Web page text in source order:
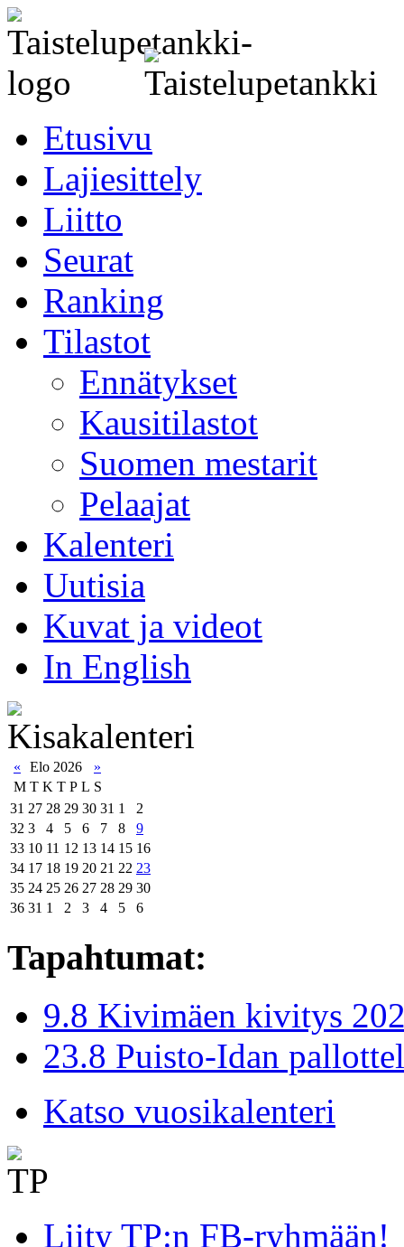
Etusivu
Lajiesittely
Liitto
Seurat
Ranking
Tilastot
Ennätykset
Kausitilastot
Suomen mestarit
Pelaajat
Kalenteri
Uutisia
Kuvat ja videot
In English
« Elo 2026
»
M T K T P L S
31 27 28 29 30 31 1
2
32 3 4 5 6 7 8
9
33 10 11 12 13 14 15 16
34 17 18 19 20 21 22 23
35 24 25 26 27 28 29 30
36 31 1 2 3 4 5 6
Tapahtumat:
9.8 Kivimäen kivitys
23.8 Puisto-Idan
Katso vuosikalenteri
Liity TP:n FB-ryhmään!